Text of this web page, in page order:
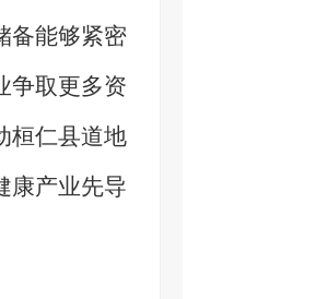
备能够紧密
争取更多资
桓仁县道地
康产业先导